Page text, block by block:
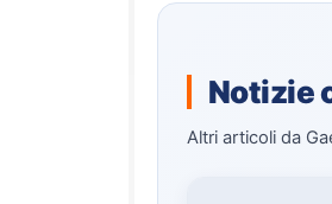
Notizie
Altri articoli da